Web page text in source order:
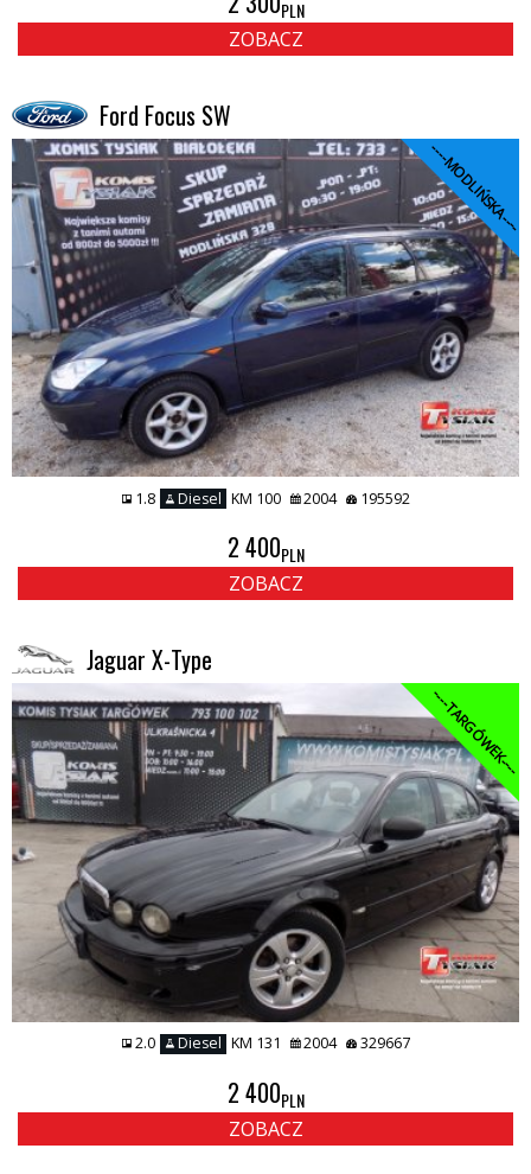
PLN
ZOBACZ
Ford Focus SW
----MODLIŃSKA----
1.8 Diesel KM 100 2004 195592
2 400PLN
ZOBACZ
Jaguar X-Type
----TARGÓWEK----
2.0 Diesel KM 131 2004 329667
2 400PLN
ZOBACZ